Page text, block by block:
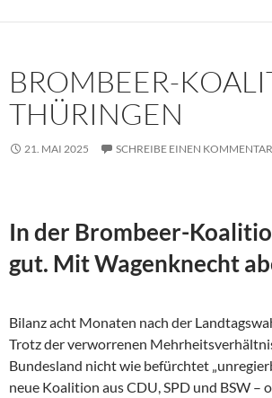
BROMBEER-
THÜRINGEN
21. MAI 2025 SCHREIBE EINEN KOMMENTAR
In der Brombeer-
gut. Mit Wagenknecht
Bilanz acht Monaten nach der
Trotz der verworrenen
Bundesland nicht wie befürchtet
neue Koalition aus CDU, SPD und BSW –